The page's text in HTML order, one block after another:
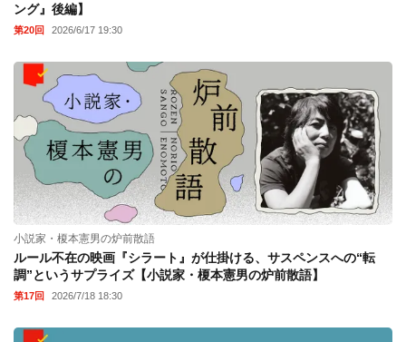
ング』後編】
第20回 2026/6/17 19:30
小説家・榎本憲男の炉前散語
ルール不在の映画『シラート』が仕掛ける、サスペンスへの“転
調”というサプライズ【小説家・榎本憲男の炉前散語】
第17回 2026/7/18 18:30